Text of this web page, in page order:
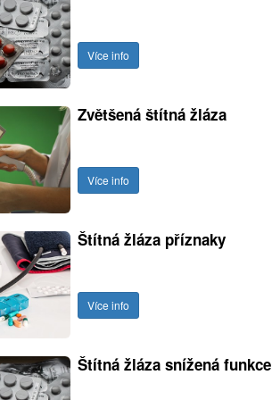
Více info
Zvětšená štítná žláza
Více info
Štítná žláza příznaky
Více info
Štítná žláza snížená funkce